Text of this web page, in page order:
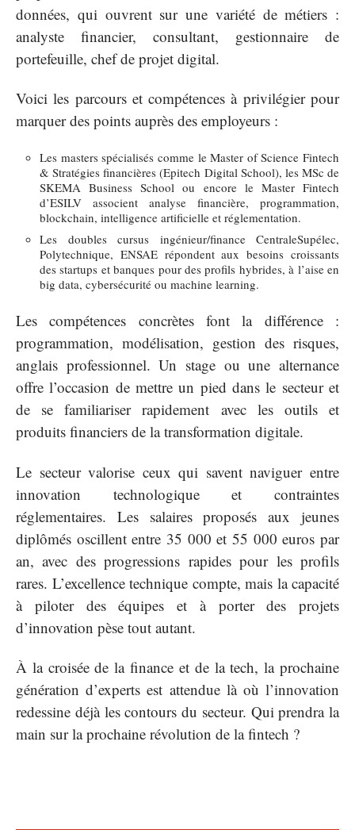
données, qui ouvrent sur une variété de métiers :
analyste financier, consultant, gestionnaire de
portefeuille, chef de projet digital.
Voici les parcours et compétences à privilégier pour
marquer des points auprès des employeurs :
Les masters spécialisés comme le Master of Science Fintech
& Stratégies financières (Epitech Digital School), les MSc de
SKEMA Business School ou encore le Master Fintech
d’ESILV associent analyse financière, programmation,
blockchain, intelligence artificielle et réglementation.
Les doubles cursus ingénieur/finance CentraleSupélec,
Polytechnique, ENSAE répondent aux besoins croissants
des startups et banques pour des profils hybrides, à l’aise en
big data, cybersécurité ou machine learning.
Les compétences concrètes font la différence :
programmation, modélisation, gestion des risques,
anglais professionnel. Un stage ou une alternance
offre l’occasion de mettre un pied dans le secteur et
de se familiariser rapidement avec les outils et
produits financiers de la transformation digitale.
Le secteur valorise ceux qui savent naviguer entre
innovation technologique et contraintes
réglementaires. Les salaires proposés aux jeunes
diplômés oscillent entre 35 000 et 55 000 euros par
an, avec des progressions rapides pour les profils
rares. L’excellence technique compte, mais la capacité
à piloter des équipes et à porter des projets
d’innovation pèse tout autant.
À la croisée de la finance et de la tech, la prochaine
génération d’experts est attendue là où l’innovation
redessine déjà les contours du secteur. Qui prendra la
main sur la prochaine révolution de la fintech ?